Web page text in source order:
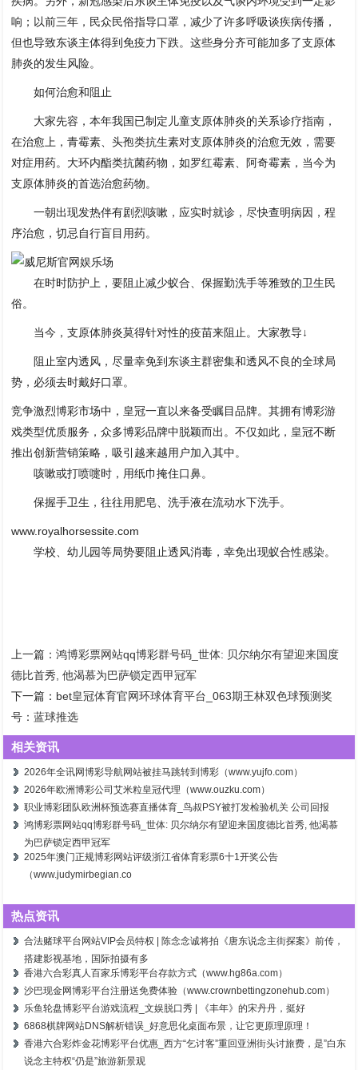
响；以前三年，民众民俗指导口罩，减少了许多呼吸谈疾病传播，
但也导致东谈主体得到免疫力下跌。这些身分齐可能加多了支原体
肺炎的发生风险。
如何治愈和阻止
大家先容，本年我国已制定儿童支原体肺炎的关系诊疗指南，
在治愈上，青霉素、头孢类抗生素对支原体肺炎的治愈无效，需要
对症用药。大环内酯类抗菌药物，如罗红霉素、阿奇霉素，当今为
支原体肺炎的首选治愈药物。
一朝出现发热伴有剧烈咳嗽，应实时就诊，尽快查明病因，程
序治愈，切忌自行盲目用药。
在时时防护上，要阻止减少蚁合、保握勤洗手等雅致的卫生民
俗。
当今，支原体肺炎莫得针对性的疫苗来阻止。大家教导↓
阻止室内透风，尽量幸免到东谈主群密集和透风不良的全球局
势，必须去时戴好口罩。
竞争激烈博彩市场中，皇冠一直以来备受瞩目品牌。其拥有博彩游
戏类型优质服务，众多博彩品牌中脱颖而出。不仅如此，皇冠不断
推出创新营销策略，吸引越来越用户加入其中。
咳嗽或打喷嚏时，用纸巾掩住口鼻。
保握手卫生，往往用肥皂、洗手液在流动水下洗手。
www.royalhorsessite.com
学校、幼儿园等局势要阻止透风消毒，幸免出现蚁合性感染。
上一篇：鸿博彩票网站qq博彩群号码_世体: 贝尔纳尔有望迎来国度
德比首秀, 他渴慕为巴萨锁定西甲冠军
下一篇： bet皇冠体育官网环球体育平台_063期王林双色球预测奖
号：蓝球推选
相关资讯
2026年全讯网博彩导航网站被挂马跳转到博彩（www.yujfo.com）
2026年欧洲博彩公司艾米粒皇冠代理（www.ouzku.com）
职业博彩团队欧洲杯预选赛直播体育_鸟叔PSY被打发检验机关 公司回报
鸿博彩票网站qq博彩群号码_世体: 贝尔纳尔有望迎来国度德比首秀, 他渴慕
为巴萨锁定西甲冠军
2025年澳门正规博彩网站评级浙江省体育彩票6十1开奖公告
（www.judymirbegian.co
热点资讯
合法赌球平台网站VIP会员特权 | 陈念念诚将拍《唐东说念主街探案》前传，
搭建影视基地，国际拍摄有多
香港六合彩真人百家乐博彩平台存款方式（www.hg86a.com）
沙巴现金网博彩平台注册送免费体验（www.crownbettingzonehub.com）
乐鱼轮盘博彩平台游戏流程_文娱脱口秀 | 《丰年》的宋丹丹，挺好
6868棋牌网站DNS解析错误_好意思化桌面布景，让它更原理原理！
香港六合彩炸金花博彩平台优惠_西方“乞讨客”重回亚洲街头讨旅费，是”白东
说念主特权“仍是”旅游新景观